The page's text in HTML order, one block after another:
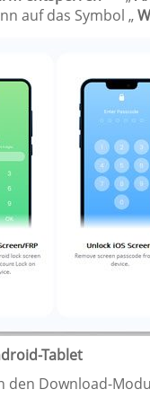
auf das Symbol „
Tablet
den Download-